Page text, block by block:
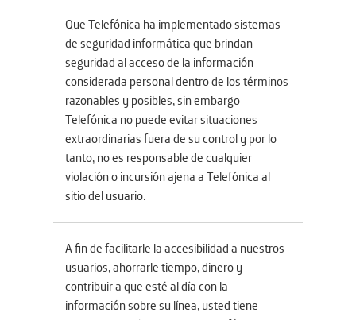
Que Telefónica ha implementado sistemas
de seguridad informática que brindan
seguridad al acceso de la información
considerada personal dentro de los términos
razonables y posibles, sin embargo
Telefónica no puede evitar situaciones
extraordinarias fuera de su control y por lo
tanto, no es responsable de cualquier
violación o incursión ajena a Telefónica al
sitio del usuario.
A fin de facilitarle la accesibilidad a nuestros
usuarios, ahorrarle tiempo, dinero y
contribuir a que esté al día con la
información sobre su línea, usted tiene